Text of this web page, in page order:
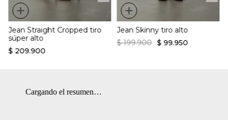
+
Jean Straight Cropped tiro
súper alto
$ 209.900
+
Jean Skinny tiro alto
$ 199.900 $ 99.950
Cargando el resumen…